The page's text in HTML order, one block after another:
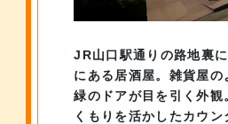
JR山口駅通りの路地裏
にある居酒屋。 雑貨屋の
緑のドアが目を引く外観
くもりを活かしたカウン